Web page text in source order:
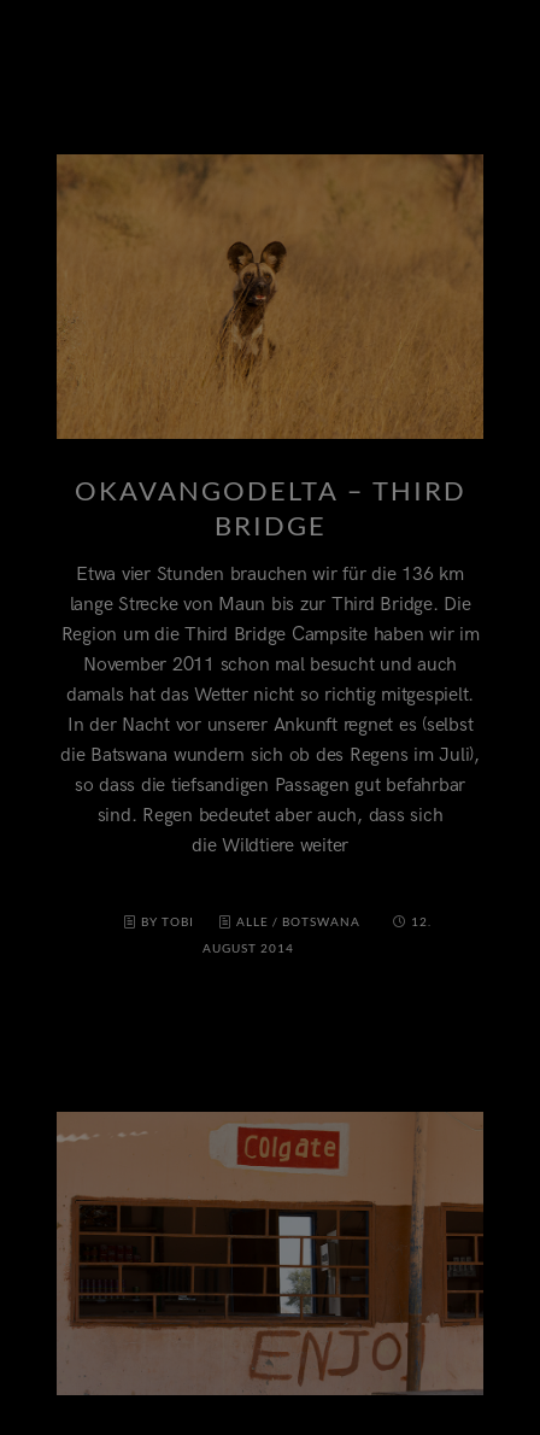
OKAVANGODELTA – THIRD
BRIDGE
Etwa vier Stunden brauchen wir für die 136 km
lange Strecke von Maun bis zur Third Bridge. Die
Region um die Third Bridge Campsite haben wir im
November 2011 schon mal besucht und auch
damals hat das Wetter nicht so richtig mitgespielt.
In der Nacht vor unserer Ankunft regnet es (selbst
die Batswana wundern sich ob des Regens im Juli),
so dass die tiefsandigen Passagen gut befahrbar
sind. Regen bedeutet aber auch, dass sich
die Wildtiere weiter
BY TOBI ALLE / BOTSWANA
12.
AUGUST 2014